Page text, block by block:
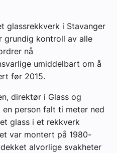
glassrekkverk i Stavanger
grundig kontroll av alle
nå
umiddelbart om å
før 2015.
direktør i Glass og
person falt ti meter ned
glass i et rekkverk
var montert på 1980-
alvorlige svakheter